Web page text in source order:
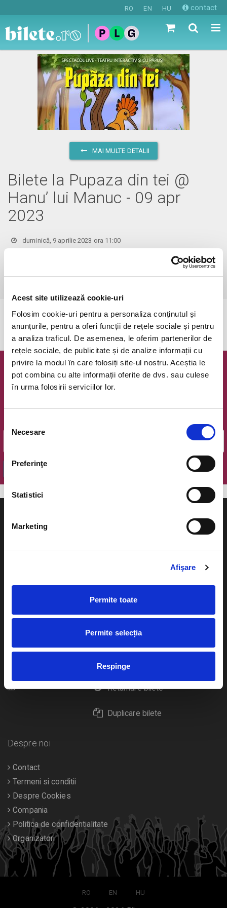
Acest site utilizează cookie-uri
Folosim cookie-uri pentru a personaliza conținutul și
anunțurile, pentru a oferi funcții de rețele sociale și pentru
a analiza traficul. De asemenea, le oferim partenerilor de
rețele sociale, de publicitate și de analize informații cu
privire la modul în care folosiți site-ul nostru. Aceștia le
pot combina cu alte informații oferite de dvs. sau culese
în urma folosirii serviciilor lor.
consimțământului
Necesare
Preferinţe
Statistici
Marketing
Afişare
Permite toate
Permite selecția
Respinge
RO EN HU contact
MAI MULTE DETALII
Bilete la Pupaza din tei @
Hanu’ lui Manuc - 09 apr
2023
duminică, 9 aprilie 2023 ora 11:00
Evenimentul a expirat.
Newsletter @ Bilete.ro
OK
Cum comand bilete?
eBilet printat acasa
Livrare prin curier
Returnare bilete
Duplicare bilete
Cultura
Calendar
Despre noi
Contact
Termeni si conditii
Despre Cookies
Compania
Politica de confidentialitate
Organizatori
RO EN HU